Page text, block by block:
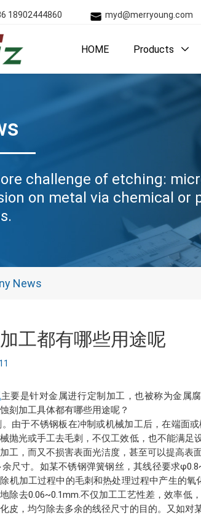
18902444860 myd@merryoung.com
HOME Products 
challenge of etching:
on metal via chemical or
News
工都有哪些用途呢
主要是针对金属进行定制加工，也被称为金属
刻加工具体都有哪些用途呢？
由于不锈钢板在冲制或机械加工后，在端面
抛光或手工去毛刺，不仅工效低，也不能满
工，而又不损害表面光洁度，甚至可以提高表
尺寸。如某不锈钢弹簧钢丝，其线径要求
机加工过程中的毛刺和热处理过程中产生的
除去0.06~0.1mm.不仅加工工艺性差，效率
皮，均匀除去多余的线径尺寸的目的。又如